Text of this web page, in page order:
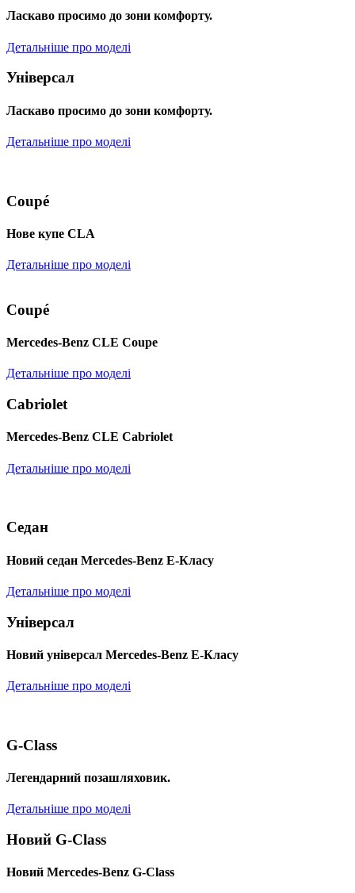
Ласкаво просимо до зони комфорту.
Детальніше про моделі
Універсал
Ласкаво просимо до зони комфорту.
Детальніше про моделі
Coupé
Нове купе CLA
Детальніше про моделі
Coupé
Mercedes-Benz CLE Coupe
Детальніше про моделі
Cabriolet
Mercedes-Benz CLE Cabriolet
Детальніше про моделі
Седан
Новий седан Mercedes-Benz Е-Класу
Детальніше про моделі
Універсал
Новий універсал Mercedes-Benz E-Класу
Детальніше про моделі
G-Class
Легендарний позашляховик.
Детальніше про моделі
Новий G-Class
Новий Mercedes-Benz G-Class